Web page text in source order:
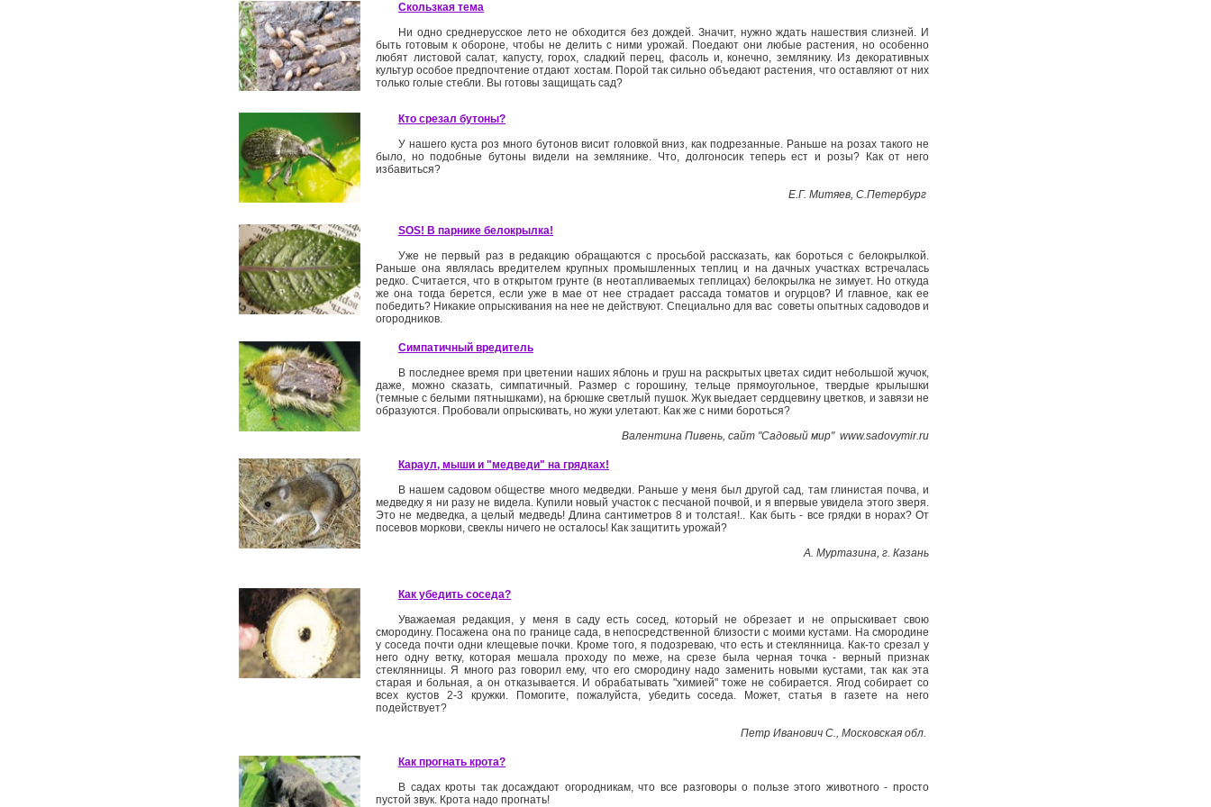
Скользкая тема
Ни одно среднерусское лето не обходится без дождей. Значит, нужно ждать нашествия слизней. И
быть готовым к обороне, чтобы не делить с ними урожай. Поедают они любые растения, но особенно
любят листовой салат, капусту, горох, сладкий перец, фасоль и, конечно, землянику. Из декора­тивных
культур особое предпочтение отдают хостам. Порой так сильно объедают растения, что оставляют от них
только голые стебли. Вы готовы защищать сад?
Кто срезал бутоны?
У нашего куста роз много бутонов висит головкой вниз, как подрезанные. Раньше на розах такого не
было, но подобные бутоны видели на землянике. Что, долгоносик теперь ест и розы? Как от не­го
избавиться?
Е.Г. Митяев, С.­Петербург
SOS! В парнике белокрылка!
Уже не первый раз в редакцию обращаются с просьбой рассказать, как бороться с белокрылкой.
Раньше она являлась вредителем крупных промышленных теплиц и на дачных участках встречалась
редко. Считается, что в открытом грунте (в неотапливаемых теплицах) белокрылка не зимует. Но откуда
же она тогда берется, если уже в мае от нее страдает рассада томатов и огурцов? И главное, как ее
победить? Никакие опрыскивания на нее не действуют. Специально для вас ­ советы опытных садоводов и
огородников.
Симпатичный вредитель
В последнее время при цветении наших яблонь и груш на раскрытых цветах сидит небольшой жучок,
даже, можно сказать, симпатичный. Размер с горошину, тельце прямоугольное, твердые крылышки
(темные с белыми пятнышками), на брюшке светлый пушок. Жук выедает сердцевину цветков, и завязи не
образуются. Пробовали опрыскивать, но жуки улетают. Как же с ними бороться?
Валентина Пивень, сайт "Садовый мир" www.sadovymir.ru
Караул, мыши и "медведи" на грядках!
В нашем садовом обществе много медведки. Раньше у меня был другой сад, там глинистая почва, и
медведку я ни разу не видела. Купили новый участок с песчаной почвой, и я впервые увидела этого зверя.
Это не медведка, а целый медведь! Длина сантиметров 8 и толстая!.. Как быть - все грядки в норах? От
посевов моркови, свеклы ничего не осталось! Как защитить урожай?
А. Муртазина, г. Казань
Как убедить соседа?
Уважаемая редакция, у меня в саду есть сосед, который не обрезает и не опрыскивает свою
смородину. Посажена она по границе сада, в непосредственной близости с моими кустами. На смородине
у соседа почти одни клещевые почки. Кроме того, я подозреваю, что есть и стеклянница. Как-то срезал у
него одну ветку, которая мешала проходу по меже, на срезе была черная точка - верный признак
стеклянницы. Я много раз говорил ему, что его смородину надо заменить новыми кустами, так как эта
старая и больная, а он отказывается. И обрабатывать "химией" тоже не собирается. Ягод собирает со
всех кустов 2-3 кружки. Помогите, пожалуйста, убедить соседа. Может, статья в газете на него
подействует?
Петр Иванович С., Московская обл.
Как прогнать крота?
В садах кроты так досаждают огородникам, что все разговоры о пользе этого животного - просто
пустой звук. Крота надо прогнать!